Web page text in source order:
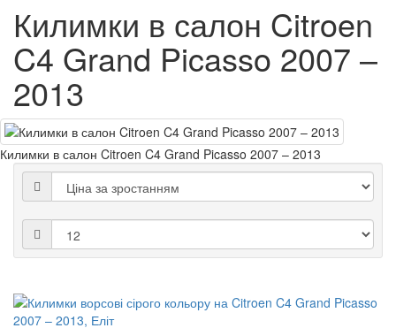
Килимки в салон Citroen
C4 Grand Picasso 2007 –
2013
Килимки в салон Citroen C4 Grand Picasso 2007 – 2013